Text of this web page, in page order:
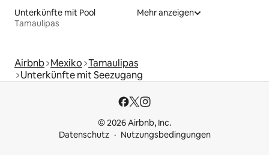
Unterkünfte mit Pool
Tamaulipas
Mehr anzeigen
Airbnb Mexiko Tamaulipas
Unterkünfte mit Seezugang
© 2026 Airbnb, Inc.
Datenschutz
Nutzungsbedingungen